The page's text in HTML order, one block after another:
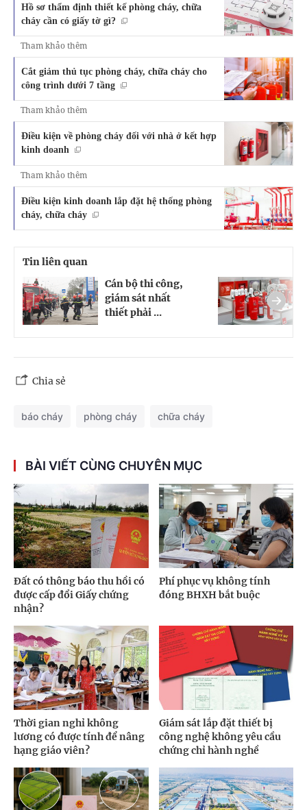
Hồ sơ thẩm định thiết kế phòng cháy, chữa
cháy cần có giấy tờ gì?
Tham khảo thêm
Cắt giảm thủ tục phòng cháy, chữa cháy cho
công trình dưới 7 tầng
Tham khảo thêm
Điều kiện về phòng cháy đối với nhà ở kết hợp
kinh doanh
Tham khảo thêm
Điều kiện kinh doanh lắp đặt hệ thống phòng
cháy, chữa cháy
Tin liên quan
Cán bộ thi công,
giám sát nhất
thiết phải ...
Chia sẻ
báo cháy phòng cháy chữa cháy
BÀI VIẾT CÙNG CHUYÊN MỤC
Đất có thông báo thu hồi có
được cấp đổi Giấy chứng
nhận?
Phí phục vụ không tính
đóng BHXH bắt buộc
Thời gian nghỉ không
lương có được tính để nâng
hạng giáo viên?
Giám sát lắp đặt thiết bị
công nghệ không yêu cầu
chứng chỉ hành nghề